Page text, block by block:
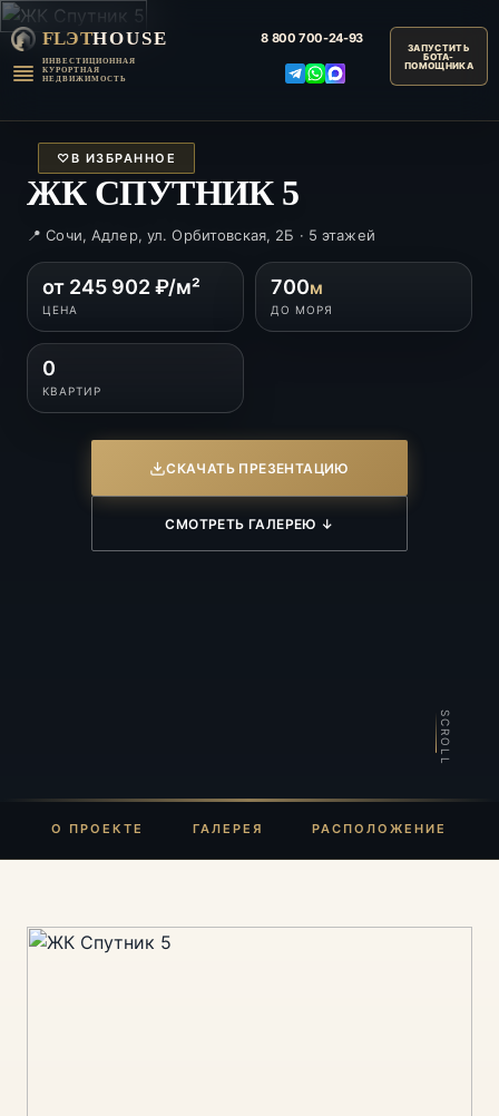
FLЭTHOUSE
ИНВЕСТИЦИОННАЯ
КУРОРТНАЯ
НЕДВИЖИМОСТЬ
8 800 700-24-93
SCROLL
♡В ИЗБРАННОЕ
ЖК СПУТНИК 5
📍 Сочи, Адлер, ул. Орбитовская, 2Б · 5 этажей
от 245 902 ₽/м²
ЦЕНА
700м
ДО МОРЯ
0
КВАРТИР
СКАЧАТЬ ПРЕЗЕНТАЦИЮ
СМОТРЕТЬ ГАЛЕРЕЮ ↓
О ПРОЕКТЕ ГАЛЕРЕЯ РАСПОЛОЖЕНИЕ